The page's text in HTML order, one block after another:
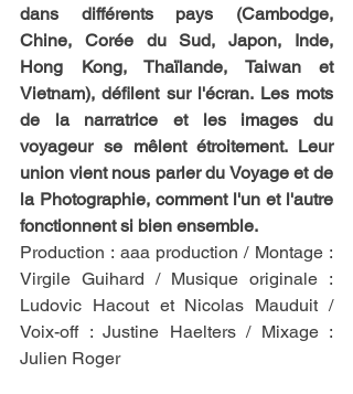
dans différents pays (Cambodge,
Chine, Corée du Sud, Japon, Inde,
Hong Kong, Thaïlande, Taiwan et
Vietnam), défilent sur l'écran. Les mots
de la narratrice et les images du
voyageur se mêlent étroitement. Leur
union vient nous parler du Voyage et de
la Photographie, comment l'un et l'autre
fonctionnent si bien ensemble.
Production : aaa production / Montage :
Virgile Guihard / Musique originale :
Ludovic Hacout et Nicolas Mauduit /
Voix-off : Justine Haelters / Mixage :
Julien Roger